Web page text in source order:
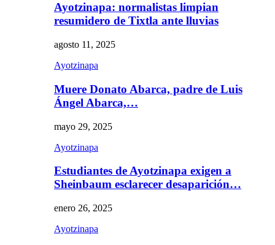
Ayotzinapa: normalistas limpian
resumidero de Tixtla ante lluvias
agosto 11, 2025
Ayotzinapa
Muere Donato Abarca, padre de Luis
Ángel Abarca,…
mayo 29, 2025
Ayotzinapa
Estudiantes de Ayotzinapa exigen a
Sheinbaum esclarecer desaparición…
enero 26, 2025
Ayotzinapa